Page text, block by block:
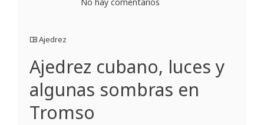
Ajedrez
Ajedrez cubano, luces y
algunas sombras en
Tromso